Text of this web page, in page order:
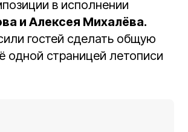
в исполнении
и Алексея Михалёва.
гостей сделать общую
одной страницей летописи